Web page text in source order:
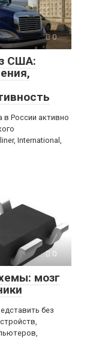
0
США:
России активно
International,
0
мозг
без